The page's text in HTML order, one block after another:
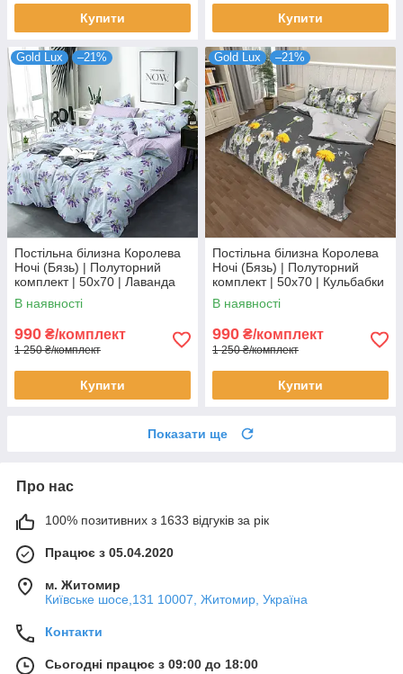
Купити Купити
Gold Lux –21%
Постільна білизна Королева
Ночі (Бязь) | Полуторний
комплект | 50х70 | Лаванда
на блакитному
В наявності
990 ₴/комплект
1 250 ₴/комплект
Купити
Gold Lux –21%
Постільна білизна Королева
Ночі (Бязь) | Полуторний
комплект | 50х70 | Кульбабки
на сірому
В наявності
990 ₴/комплект
1 250 ₴/комплект
Купити
Показати ще
Про нас
100% позитивних з 1633 відгуків за рік
Працює з 05.04.2020
м. Житомир
Київське шосе,131 10007, Житомир, Україна
Контакти
Сьогодні працює з 09:00 до 18:00